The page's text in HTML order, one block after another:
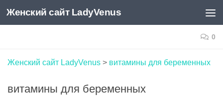
Skip to content
Женский сайт LadyVenus
0
Женский сайт LadyVenus > витамины для беременных
витамины для беременных